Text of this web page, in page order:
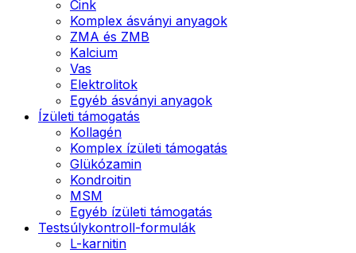
Cink
Komplex ásványi anyagok
ZMA és ZMB
Kalcium
Vas
Elektrolitok
Egyéb ásványi anyagok
Ízületi támogatás
Kollagén
Komplex ízületi támogatás
Glükózamin
Kondroitin
MSM
Egyéb ízületi támogatás
Testsúlykontroll-formulák
L-karnitin